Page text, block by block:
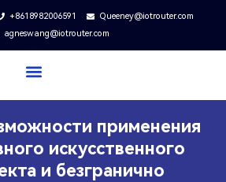
+8618982006591
Queeney@iotrouter.com
agneswang@iotrouter.com
применения
искусственного
и безгранично